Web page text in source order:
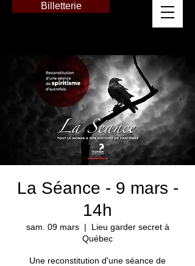
Billetterie
La Séance - 9 mars -
14h
sam. 09 mars
  |
Lieu garder secret à
Québec
Une reconstitution d'une séance de